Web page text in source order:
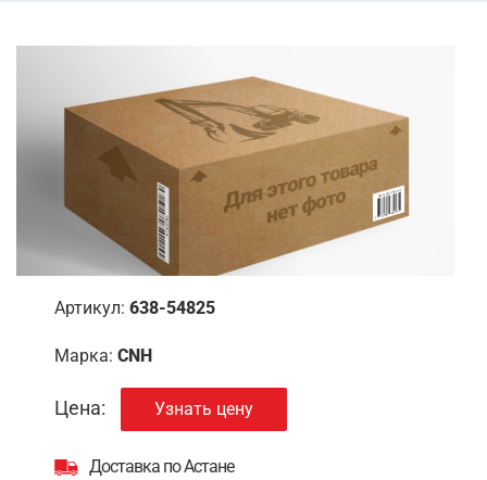
Артикул: 638-54825
Марка: CNH
Цена: Узнать цену
Доставка по Астане